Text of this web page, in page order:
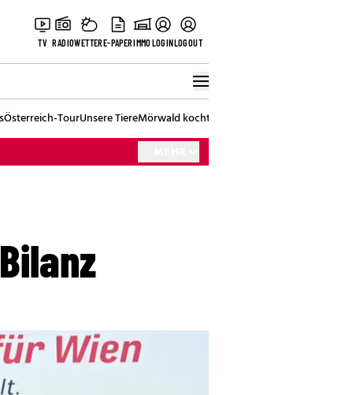
TV RADIOWETTERE-PAPERIMMOLOGINLOGOUT
Österreich-TourUnsere TiereMörwald kocht